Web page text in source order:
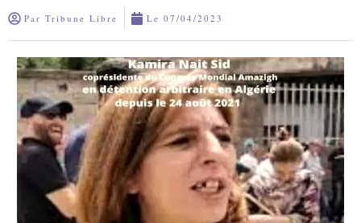
Par Tribune Libre Le 07/04/2023